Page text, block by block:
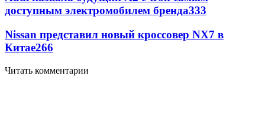
доступным электромобилем бренда333
Nissan представил новый кроссовер NX7 в
Китае266
Читать комментарии